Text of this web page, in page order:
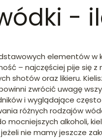
-
elementów
– najczęściej pije się
shotów oraz likieru.
zwrócić uwagę
i wyglądające
różnych rodzajów
mocniejszych alkoholi,
nie mamy jeszcze